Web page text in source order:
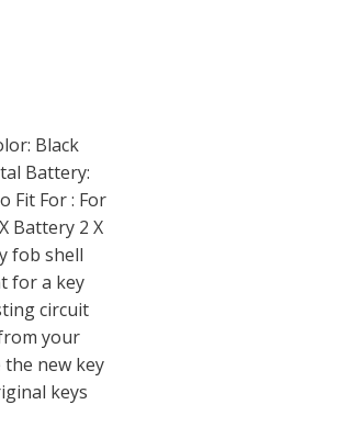
Black
Battery:
Fit For : For
Battery 2 X
fob shell
for a key
circuit
your
the new key
keys